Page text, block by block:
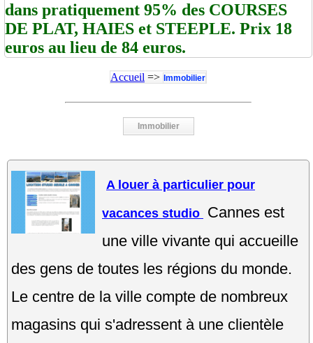
dans pratiquement 95% des COURSES
DE PLAT, HAIES et STEEPLE. Prix 18
euros au lieu de 84 euros.
Accueil => Immobilier
Immobilier
A louer à particulier pour
vacances studio Cannes est
une ville vivante qui accueille
des gens de toutes les régions du monde.
Le centre de la ville compte de nombreux
magasins qui s'adressent à une clientèle